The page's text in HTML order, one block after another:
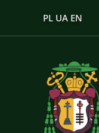
PL UA EN